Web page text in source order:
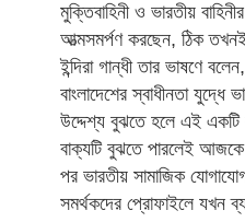
মুক্তিবাহিনী ও ভারতীয়
আত্মসমর্পণ করছেন, ঠিক তখনই
ইন্দিরা গান্ধী তার ভাষণে
বাংলাদেশের স্বাধীনতা যুদ্ধে
উদ্দেশ্য বুঝতে হলে এই
বাক্যটি বুঝতে পারলেই আজকে
পর ভারতীয় সামাজিক
সমর্থকদের প্রোফাইলে যখন